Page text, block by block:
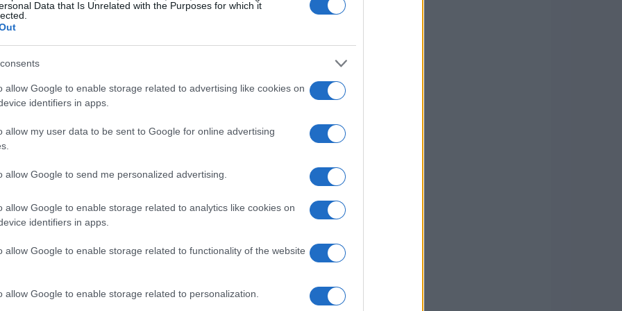
Data that Is Unrelated with the Purposes for which it
allow Google to enable storage related to advertising like cookies on
identifiers in apps.
allow my user data to be sent to Google for online advertising
allow Google to send me personalized advertising.
allow Google to enable storage related to analytics like cookies on
identifiers in apps.
allow Google to enable storage related to functionality of the website
allow Google to enable storage related to personalization.
puede traducirse en un mayor interés y
su optimismo respecto a
el segundo trimestre de 2025. Este pronóstico se
por parte de los inversores y un entorno
Bitcoin pueda superar la barrera de los
a su vez ha generado un aumento en las
con criptomonedas.